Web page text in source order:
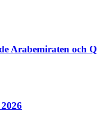
Arabemiraten och